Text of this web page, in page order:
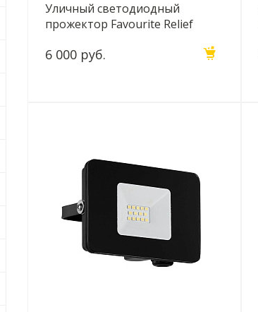
Уличный светодиодный
прожектор Favourite Relief
6 000 руб.